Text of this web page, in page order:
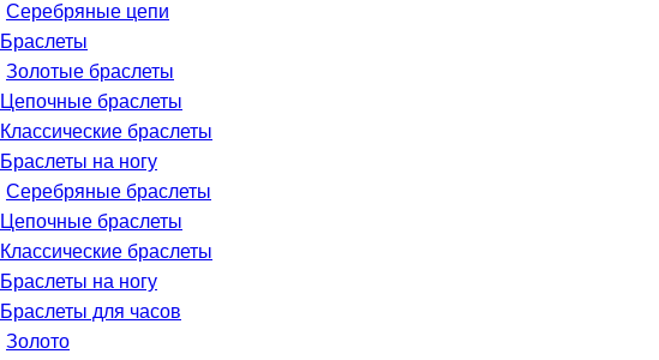
Серебряные цепи
Браслеты
Золотые браслеты
Цепочные браслеты
Классические браслеты
Браслеты на ногу
Серебряные браслеты
Цепочные браслеты
Классические браслеты
Браслеты на ногу
Браслеты для часов
Золото